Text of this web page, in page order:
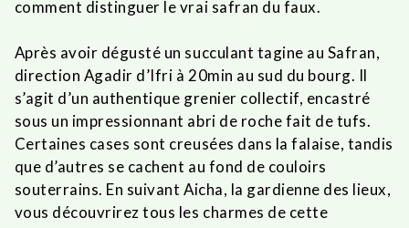
comment distinguer le vrai safran du faux.
Après avoir dégusté un succulant tagine au Safran,
direction Agadir d’Ifri à 20min au sud du bourg. Il
s’agit d’un authentique grenier collectif, encastré
sous un impressionnant abri de rochefait de tufs.
Certaines cases sont creusées dans la falaise, tandis
que d’autres se cachent au fond de couloirs
souterrains. En suivant Aicha, la gardienne des lieux,
vous découvrirez tous les charmes de cette